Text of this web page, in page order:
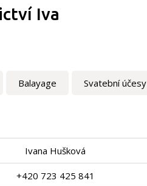
Iva
Balayage Svatební
Ivana Hušková
+420 723 425 841